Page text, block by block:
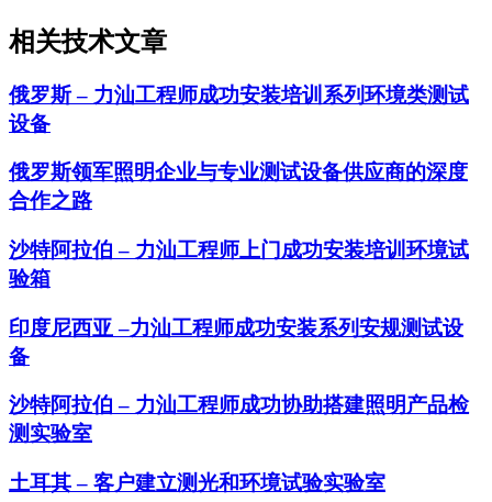
相关技术文章
俄罗斯 – 力汕工程师成功安装培训系列环境类测试
设备
俄罗斯领军照明企业与专业测试设备供应商的深度
合作之路
沙特阿拉伯 – 力汕工程师上门成功安装培训环境试
验箱
印度尼西亚 –力汕工程师成功安装系列安规测试设
备
沙特阿拉伯 – 力汕工程师成功协助搭建照明产品检
测实验室
土耳其 – 客户建立测光和环境试验实验室